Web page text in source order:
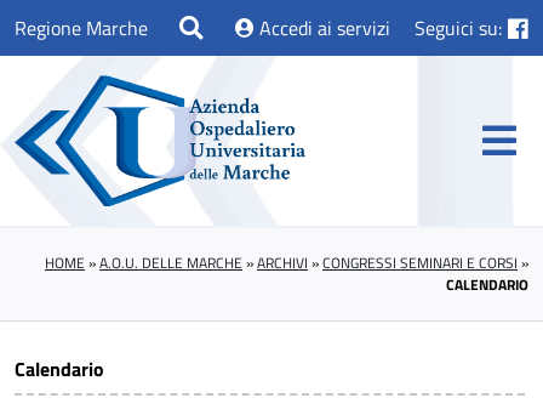
Regione Marche Accedi ai servizi Seguici su:
HOME »A.O.U. DELLE MARCHE »ARCHIVI »CONGRESSI SEMINARI E CORSI »
CALENDARIO
Calendario